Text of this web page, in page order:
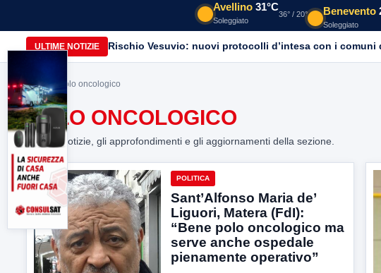
Avellino 31°C
Soleggiato
36° / 20° Benevento
Soleggiato
ULTIME NOTIZIE Rischio Vesuvio: nuovi protocolli d’intesa con i
Home> Polo oncologico
POLO ONCOLOGICO
Tutte le notizie, gli approfondimenti e gli aggiornamenti della sezione.
POLITICA
Sant’Alfonso Maria de’
Liguori, Matera (FdI):
“Bene polo oncologico ma
serve anche ospedale
pienamente operativo”